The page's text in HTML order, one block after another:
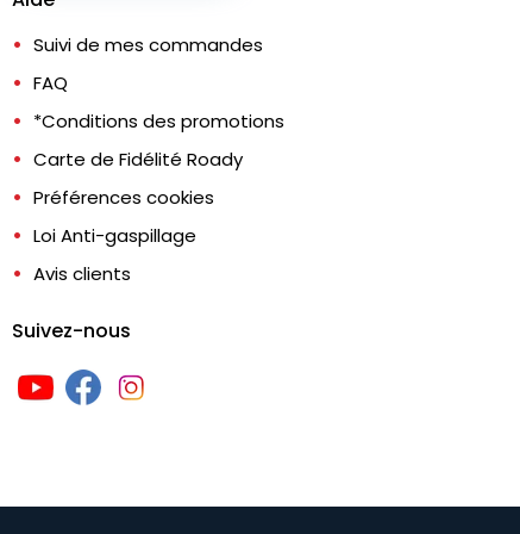
Suivi de mes commandes
FAQ
*Conditions des promotions
Carte de Fidélité Roady
Préférences cookies
Loi Anti-gaspillage
Avis clients
Suivez-nous